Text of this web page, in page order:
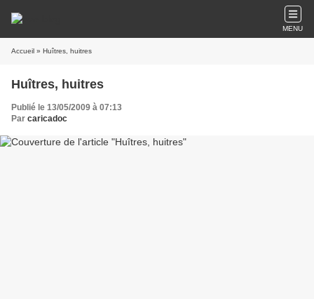
MENU
Accueil » Huîtres, huitres
Huîtres, huitres
Publié le 13/05/2009 à 07:13
Par caricadoc